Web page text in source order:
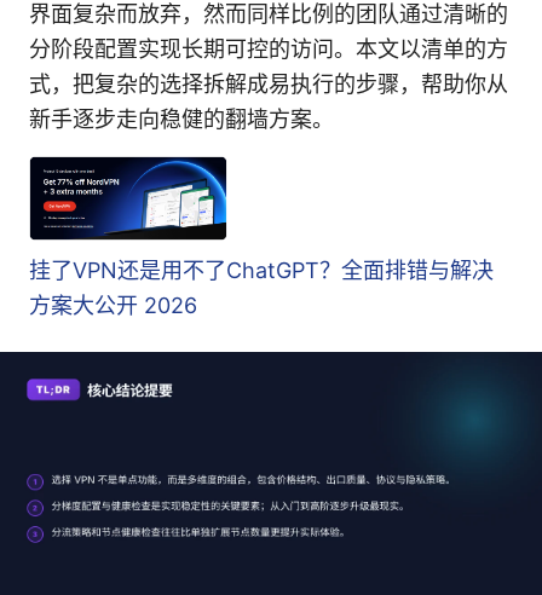
界面复杂而放弃，然而同样比例的团队通过清晰的
分阶段配置实现长期可控的访问。本文以清单的方
式，把复杂的选择拆解成易执行的步骤，帮助你从
新手逐步走向稳健的翻墙方案。
挂了VPN还是用不了ChatGPT？全面排错与解决
方案大公开 2026